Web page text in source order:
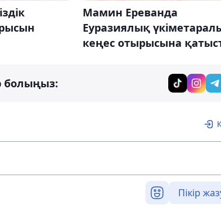
Мамин Ереванда
Еуразиялық
кеңес отырысына
болыңыз:
Пікір